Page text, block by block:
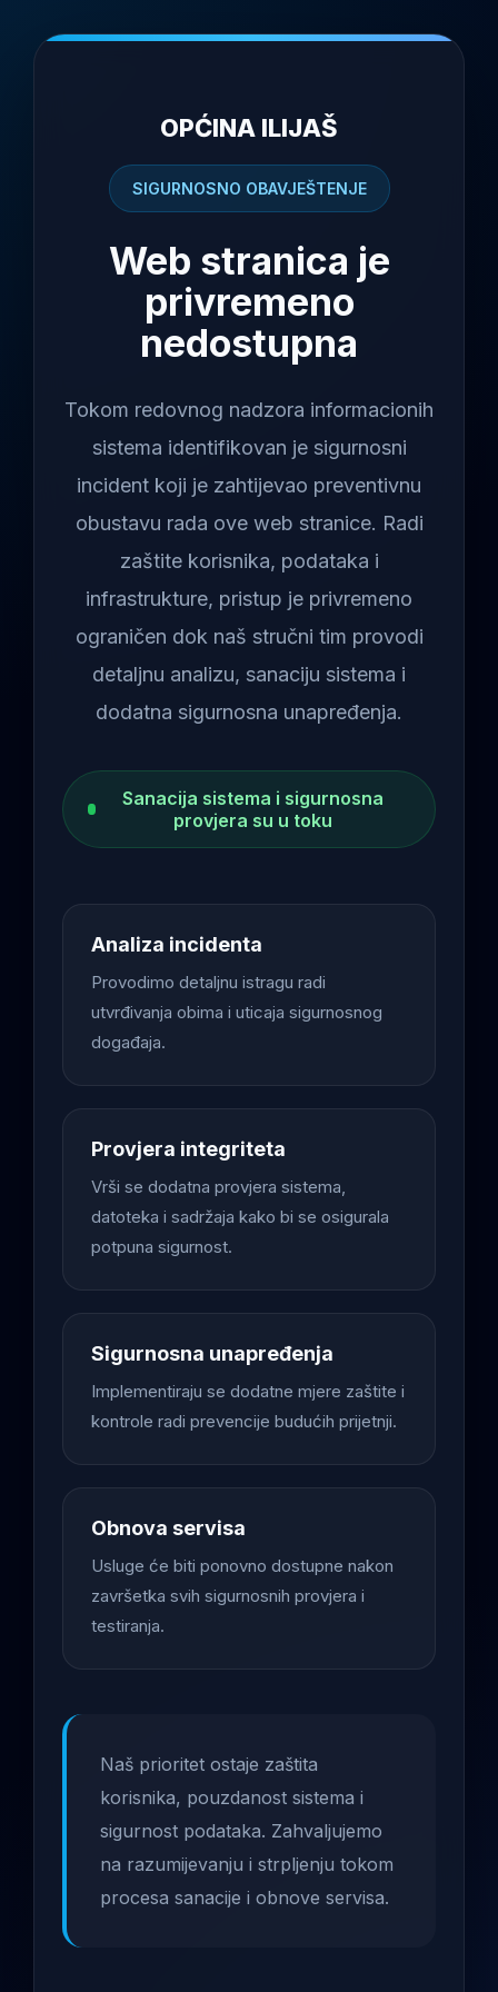
OPĆINA ILIJAŠ
SIGURNOSNO OBAVJEŠTENJE
Web stranica je
privremeno
nedostupna
Tokom redovnog nadzora informacionih
sistema identifikovan je sigurnosni
incident koji je zahtijevao preventivnu
obustavu rada ove web stranice. Radi
zaštite korisnika, podataka i
infrastrukture, pristup je privremeno
ograničen dok naš stručni tim provodi
detaljnu analizu, sanaciju sistema i
dodatna sigurnosna unapređenja.
Sanacija sistema i sigurnosna
provjera su u toku
Analiza incidenta
Provodimo detaljnu istragu radi
utvrđivanja obima i uticaja sigurnosnog
događaja.
Provjera integriteta
Vrši se dodatna provjera sistema,
datoteka i sadržaja kako bi se osigurala
potpuna sigurnost.
Sigurnosna unapređenja
Implementiraju se dodatne mjere zaštite i
kontrole radi prevencije budućih prijetnji.
Obnova servisa
Usluge će biti ponovno dostupne nakon
završetka svih sigurnosnih provjera i
testiranja.
Naš prioritet ostaje zaštita
korisnika, pouzdanost sistema i
sigurnost podataka. Zahvaljujemo
na razumijevanju i strpljenju tokom
procesa sanacije i obnove servisa.